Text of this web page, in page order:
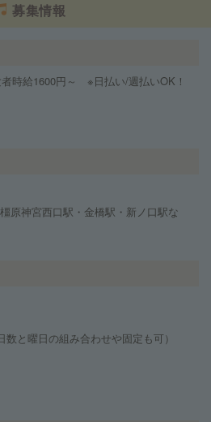
募集情報
時給1600円～ ※日払い/週払いOK！
原神宮西口駅・金橋駅・新ノ口駅な
と曜日の組み合わせや固定も可）